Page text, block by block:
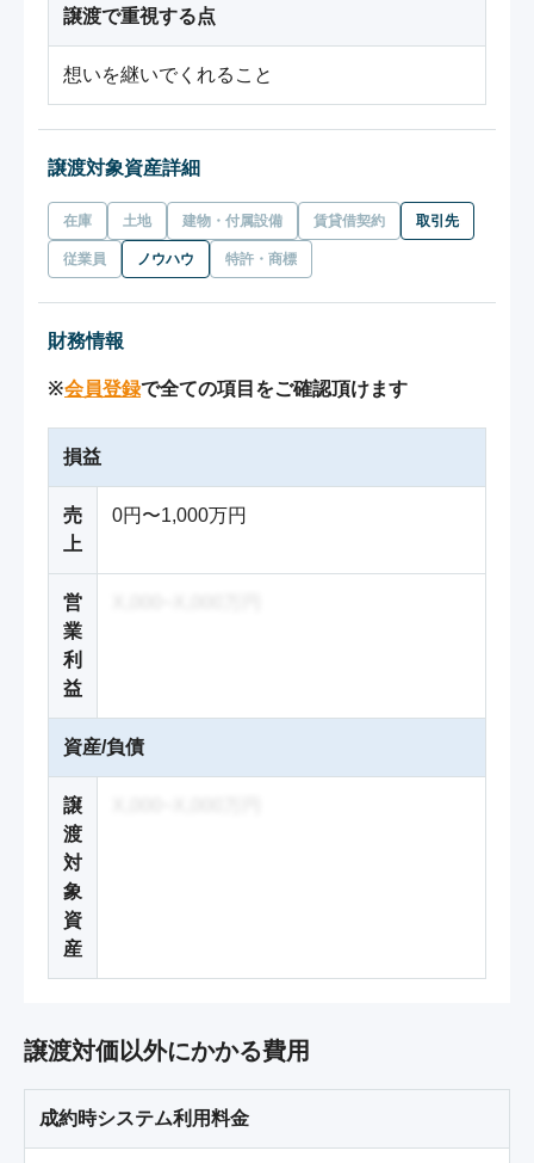
譲渡で重視する点
想いを継いでくれること
譲渡対象資産詳細
在庫 土地 建物・付属設備 賃貸借契約 取引先
従業員 ノウハウ 特許・商標
財務情報
※会員登録で全ての項目をご確認頂けます
損益
売
上
0円〜1,000万円
営
業
利
益
資産/負債
譲
渡
対
象
資
産
譲渡対価以外にかかる費用
成約時システム利用料金